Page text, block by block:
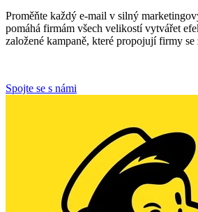
Proměňte každý e-mail v silný
pomáhá firmám všech velikostí vytvářet
založené kampaně, které propojují firmy se
Spojte se s námi